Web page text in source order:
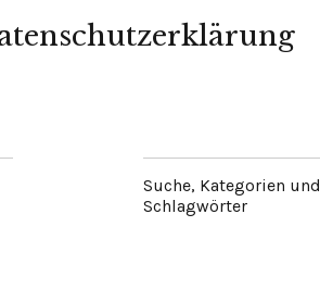
Suche, Kategorien und
Schlagwörter